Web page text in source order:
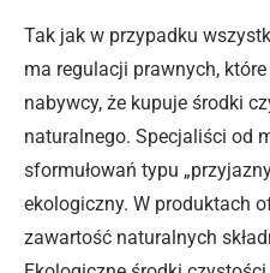
Tak jak w przypadku
ma regulacji prawnych,
nabywcy, że kupuje środki
naturalnego. Specjaliści od
sformułowań typu
ekologiczny. W produktach
zawartość naturalnych